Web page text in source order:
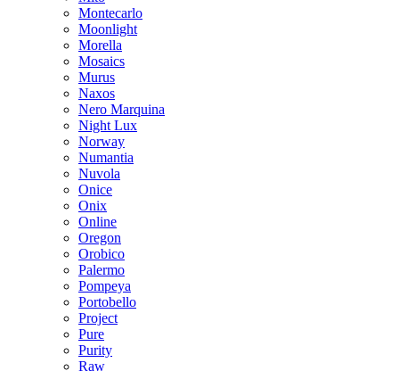
Montecarlo
Moonlight
Morella
Mosaics
Murus
Naxos
Nero Marquina
Night Lux
Norway
Numantia
Nuvola
Onice
Onix
Online
Oregon
Orobico
Palermo
Pompeya
Portobello
Project
Pure
Purity
Raw